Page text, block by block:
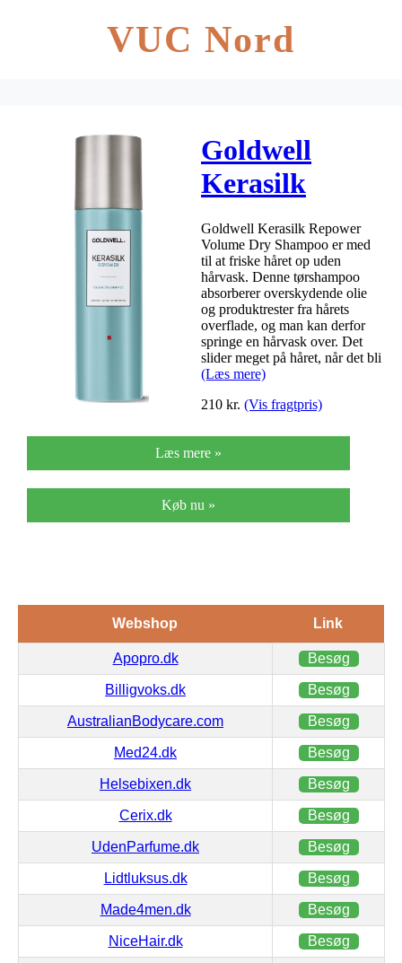
VUC Nord
Goldwell
Kerasilk
Repower
Volume Dry
Shampoo 200
ml
Goldwell Kerasilk Repower
Volume Dry Shampoo er med
til at friske håret op uden
hårvask. Denne tørshampoo
absorberer overskydende olie
og produktrester fra hårets
overflade, og man kan derfor
springe en hårvask over. Det
slider meget på håret, når det bli
(Læs mere)
210 kr. (Vis fragtpris)
Læs mere »
Køb nu »
Webshop Link
Apopro.dk Besøg
Billigvoks.dk Besøg
AustralianBodycare.com Besøg
Med24.dk Besøg
Helsebixen.dk Besøg
Cerix.dk Besøg
UdenParfume.dk Besøg
Lidtluksus.dk Besøg
Made4men.dk Besøg
NiceHair.dk Besøg